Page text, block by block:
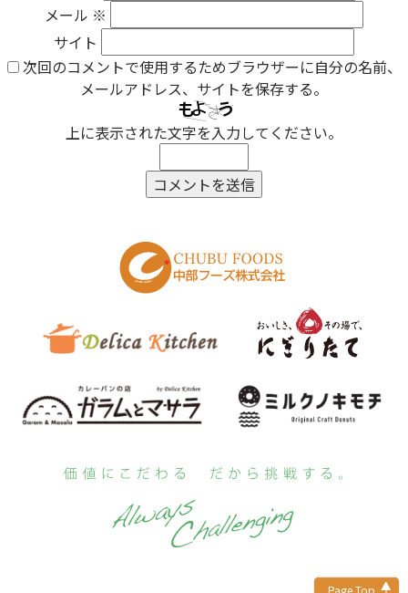
メール ※
サイト
次回のコメントで使用するためブラウザーに自分の名前、
メールアドレス、サイトを保存する。
上に表示された文字を入力してください。
Page Top